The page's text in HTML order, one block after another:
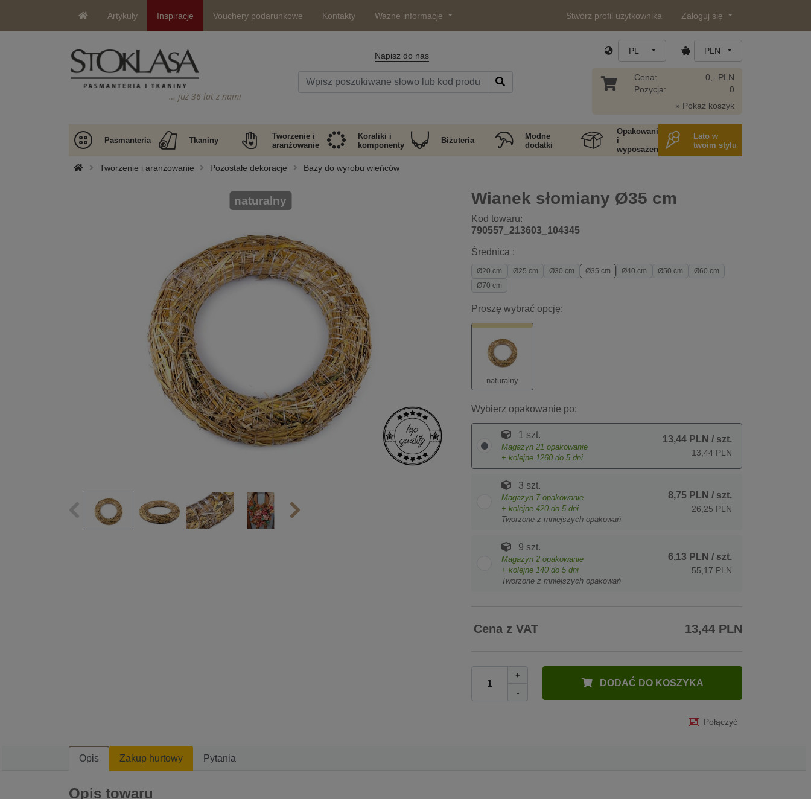
Artykuły Inspiracje Vouchery podarunkowe Kontakty Ważne informacje Stwórz profil użytkownika Zaloguj się
… już 36 lat z nami
Napisz do nas PL PLN
Cena:
Pozycja:
0,- PLN
0
» Pokaż koszyk
Pasmanteria Tkaniny
Tworzenie i
aranżowanie
Koraliki i
komponenty
Biżuteria
Modne
dodatki
Opakowania
i
wyposażenie
Lato w
twoim stylu
Tworzenie i aranżowanie Pozostałe dekoracje Bazy do wyrobu wieńców
Wianek słomiany Ø35 cm
Kod towaru:
790557_213603_104345
naturalny
Średnica :
Ø20 cm Ø25 cm Ø30 cm Ø35 cm Ø40 cm Ø50 cm
Ø60 cm
Ø70 cm
Proszę wybrać opcję:
naturalny
Wybierz opakowanie po:
1 szt.
Magazyn 21 opakowanie
+ kolejne 1260 do 5 dni
13,44 PLN / szt.
13,44 PLN
3 szt.
Magazyn 7 opakowanie
+ kolejne 420 do 5 dni
Tworzone z mniejszych opakowań
8,75 PLN / szt.
26,25 PLN
9 szt.
Magazyn 2 opakowanie
+ kolejne 140 do 5 dni
Tworzone z mniejszych opakowań
6,13 PLN / szt.
55,17 PLN
Cena z VAT 13,44 PLN
+
-
DODAĆ DO KOSZYKA
Połączyć
Opis Zakup hurtowy Pytania
Opis towaru